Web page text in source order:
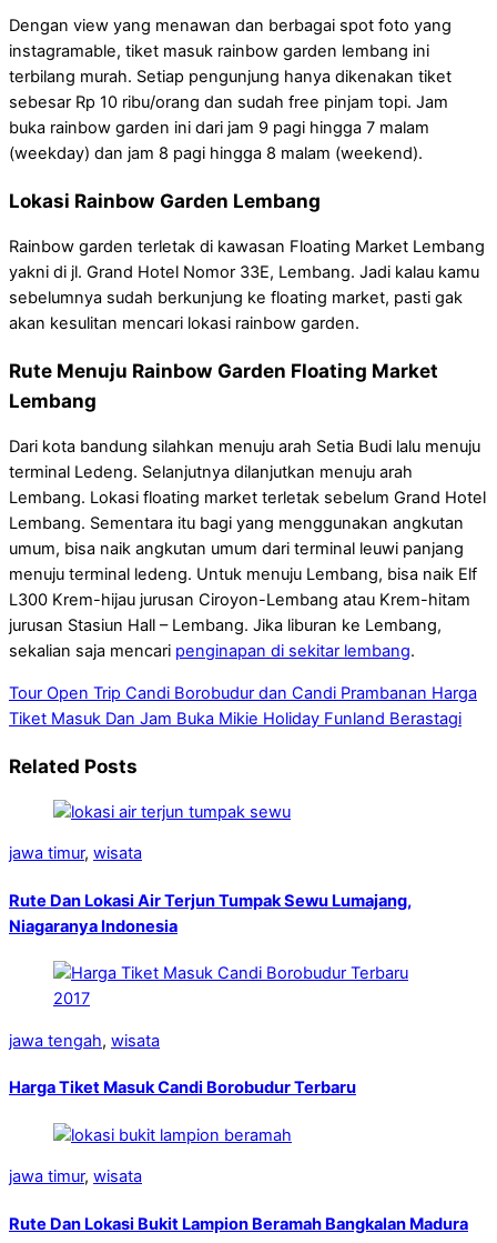
Dengan view yang menawan dan berbagai spot foto yang
instagramable, tiket masuk rainbow garden lembang ini
terbilang murah. Setiap pengunjung hanya dikenakan tiket
sebesar Rp 10 ribu/orang dan sudah free pinjam topi. Jam
buka rainbow garden ini dari jam 9 pagi hingga 7 malam
(weekday) dan jam 8 pagi hingga 8 malam (weekend).
Lokasi Rainbow Garden Lembang
Rainbow garden terletak di kawasan Floating Market Lembang
yakni di jl. Grand Hotel Nomor 33E, Lembang. Jadi kalau kamu
sebelumnya sudah berkunjung ke floating market, pasti gak
akan kesulitan mencari lokasi rainbow garden.
Rute Menuju Rainbow Garden Floating Market
Lembang
Dari kota bandung silahkan menuju arah Setia Budi lalu menuju
terminal Ledeng. Selanjutnya dilanjutkan menuju arah
Lembang. Lokasi floating market terletak sebelum Grand Hotel
Lembang. Sementara itu bagi yang menggunakan angkutan
umum, bisa naik angkutan umum dari terminal leuwi panjang
menuju terminal ledeng. Untuk menuju Lembang, bisa naik Elf
L300 Krem-hijau jurusan Ciroyon-Lembang atau Krem-hitam
jurusan Stasiun Hall – Lembang. Jika liburan ke Lembang,
sekalian saja mencari penginapan di sekitar lembang.
Tour Open Trip Candi Borobudur dan Candi Prambanan Harga
Tiket Masuk Dan Jam Buka Mikie Holiday Funland Berastagi
Related Posts
jawa timur, wisata
Rute Dan Lokasi Air Terjun Tumpak Sewu Lumajang,
Niagaranya Indonesia
jawa tengah, wisata
Harga Tiket Masuk Candi Borobudur Terbaru
jawa timur, wisata
Rute Dan Lokasi Bukit Lampion Beramah Bangkalan Madura